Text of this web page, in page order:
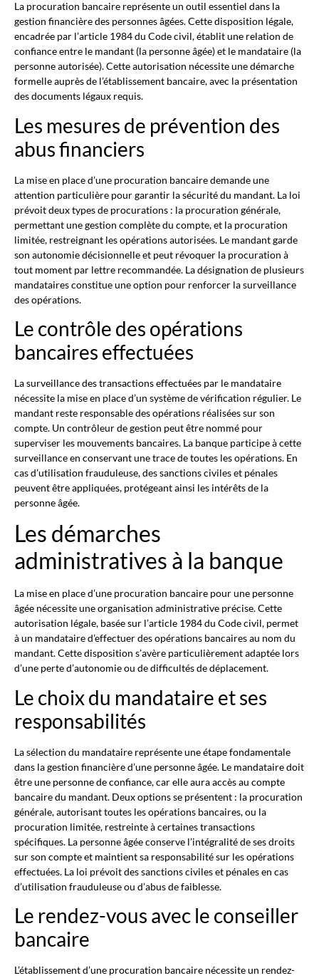
La procuration bancaire représente un outil essentiel dans la
gestion financière des personnes âgées. Cette disposition légale,
encadrée par l’article 1984 du Code civil, établit une relation de
confiance entre le mandant (la personne âgée) et le mandataire (la
personne autorisée). Cette autorisation nécessite une démarche
formelle auprès de l’établissement bancaire, avec la présentation
des documents légaux requis.
Les mesures de prévention des
abus financiers
La mise en place d’une procuration bancaire demande une
attention particulière pour garantir la sécurité du mandant. La loi
prévoit deux types de procurations : la procuration générale,
permettant une gestion complète du compte, et la procuration
limitée, restreignant les opérations autorisées. Le mandant garde
son autonomie décisionnelle et peut révoquer la procuration à
tout moment par lettre recommandée. La désignation de plusieurs
mandataires constitue une option pour renforcer la surveillance
des opérations.
Le contrôle des opérations
bancaires effectuées
La surveillance des transactions effectuées par le mandataire
nécessite la mise en place d’un système de vérification régulier. Le
mandant reste responsable des opérations réalisées sur son
compte. Un contrôleur de gestion peut être nommé pour
superviser les mouvements bancaires. La banque participe à cette
surveillance en conservant une trace de toutes les opérations. En
cas d’utilisation frauduleuse, des sanctions civiles et pénales
peuvent être appliquées, protégeant ainsi les intérêts de la
personne âgée.
Les démarches
administratives à la banque
La mise en place d’une procuration bancaire pour une personne
âgée nécessite une organisation administrative précise. Cette
autorisation légale, basée sur l’article 1984 du Code civil, permet
à un mandataire d’effectuer des opérations bancaires au nom du
mandant. Cette disposition s’avère particulièrement adaptée lors
d’une perte d’autonomie ou de difficultés de déplacement.
Le choix du mandataire et ses
responsabilités
La sélection du mandataire représente une étape fondamentale
dans la gestion financière d’une personne âgée. Le mandataire doit
être une personne de confiance, car elle aura accès au compte
bancaire du mandant. Deux options se présentent : la procuration
générale, autorisant toutes les opérations bancaires, ou la
procuration limitée, restreinte à certaines transactions
spécifiques. La personne âgée conserve l’intégralité de ses droits
sur son compte et maintient sa responsabilité sur les opérations
effectuées. La loi prévoit des sanctions civiles et pénales en cas
d’utilisation frauduleuse ou d’abus de faiblesse.
Le rendez-vous avec le conseiller
bancaire
L’établissement d’une procuration bancaire nécessite un rendez-